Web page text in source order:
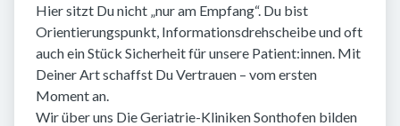
Hier sitzt Du nicht „nur am Empfang“. Du bist
Orientierungspunkt, Informationsdrehscheibe und oft
auch ein Stück Sicherheit für unsere Patient:innen. Mit
Deiner Art schaffst Du Vertrauen – vom ersten
Moment an.
Wir über uns Die Geriatrie-Kliniken Sonthofen bilden